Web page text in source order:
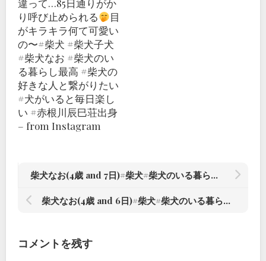
違って…85日通りがか
り呼び止められる
目
がキラキラ何て可愛い
の〜#柴犬 #柴犬子犬
#柴犬なお #柴犬のい
る暮らし最高 #柴犬の
好きな人と繋がりたい
#犬がいると毎日楽し
い #赤根川辰巳荘出身
– from Instagram
柴犬なお(4歳 and 7日)#柴犬#柴犬のいる暮らし #赤根川辰巳荘出身 – from Instagram
柴犬なお(4歳 and 6日)#柴犬#柴犬のいる暮らし #赤根川辰巳荘出身 – from Instagram
コメントを残す